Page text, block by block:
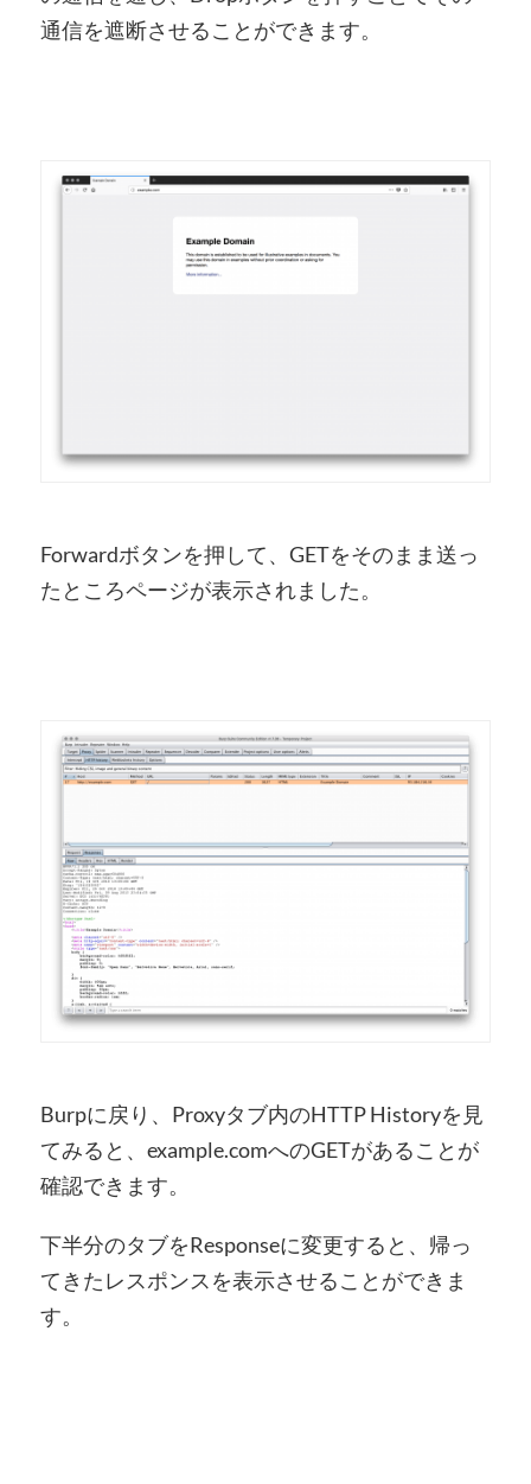
通信を遮断させることができます。
Forwardボタンを押して、GETをそのまま送っ
たところページが表示されました。
Burpに戻り、Proxyタブ内のHTTP Historyを見
てみると、example.comへのGETがあることが
確認できます。
下半分のタブをResponseに変更すると、帰っ
てきたレスポンスを表示させることができま
す。